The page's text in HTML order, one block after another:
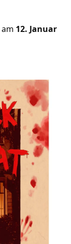
am 12. Januar